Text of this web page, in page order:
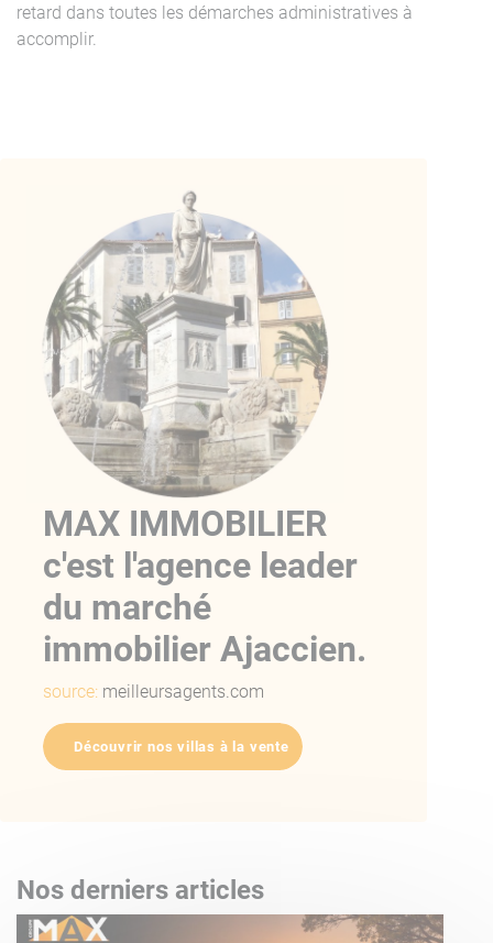
retard dans toutes les démarches administratives à
accomplir.
MAX IMMOBILIER
c'est l'agence leader
du marché
immobilier Ajaccien.
source: meilleursagents.com
Découvrir nos villas à la vente
Nos derniers articles